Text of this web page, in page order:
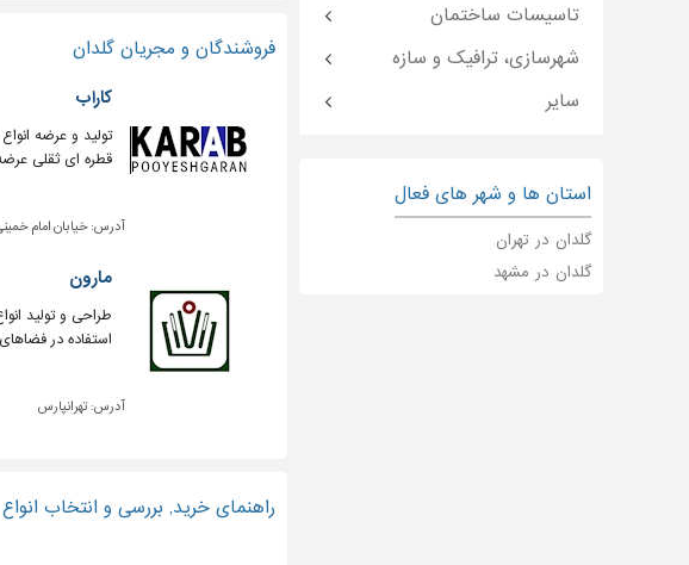
فروشندگان و مجریان گلدان
کاراب
تولید و عرضه انواع
قطره ای ثقلی عرضه
آدرس:خیابان امام
مارون
طراحی و تولید
استفاده در
آدرس: تهرانپارس
راهنمای خرید, بررسی و انتخاب
تاسیسات ساختمان
شهرسازی، ترافیک و سازه
سایر
استان ها و شهر های فعال
گلدان در تهران
گلدان در مشهد